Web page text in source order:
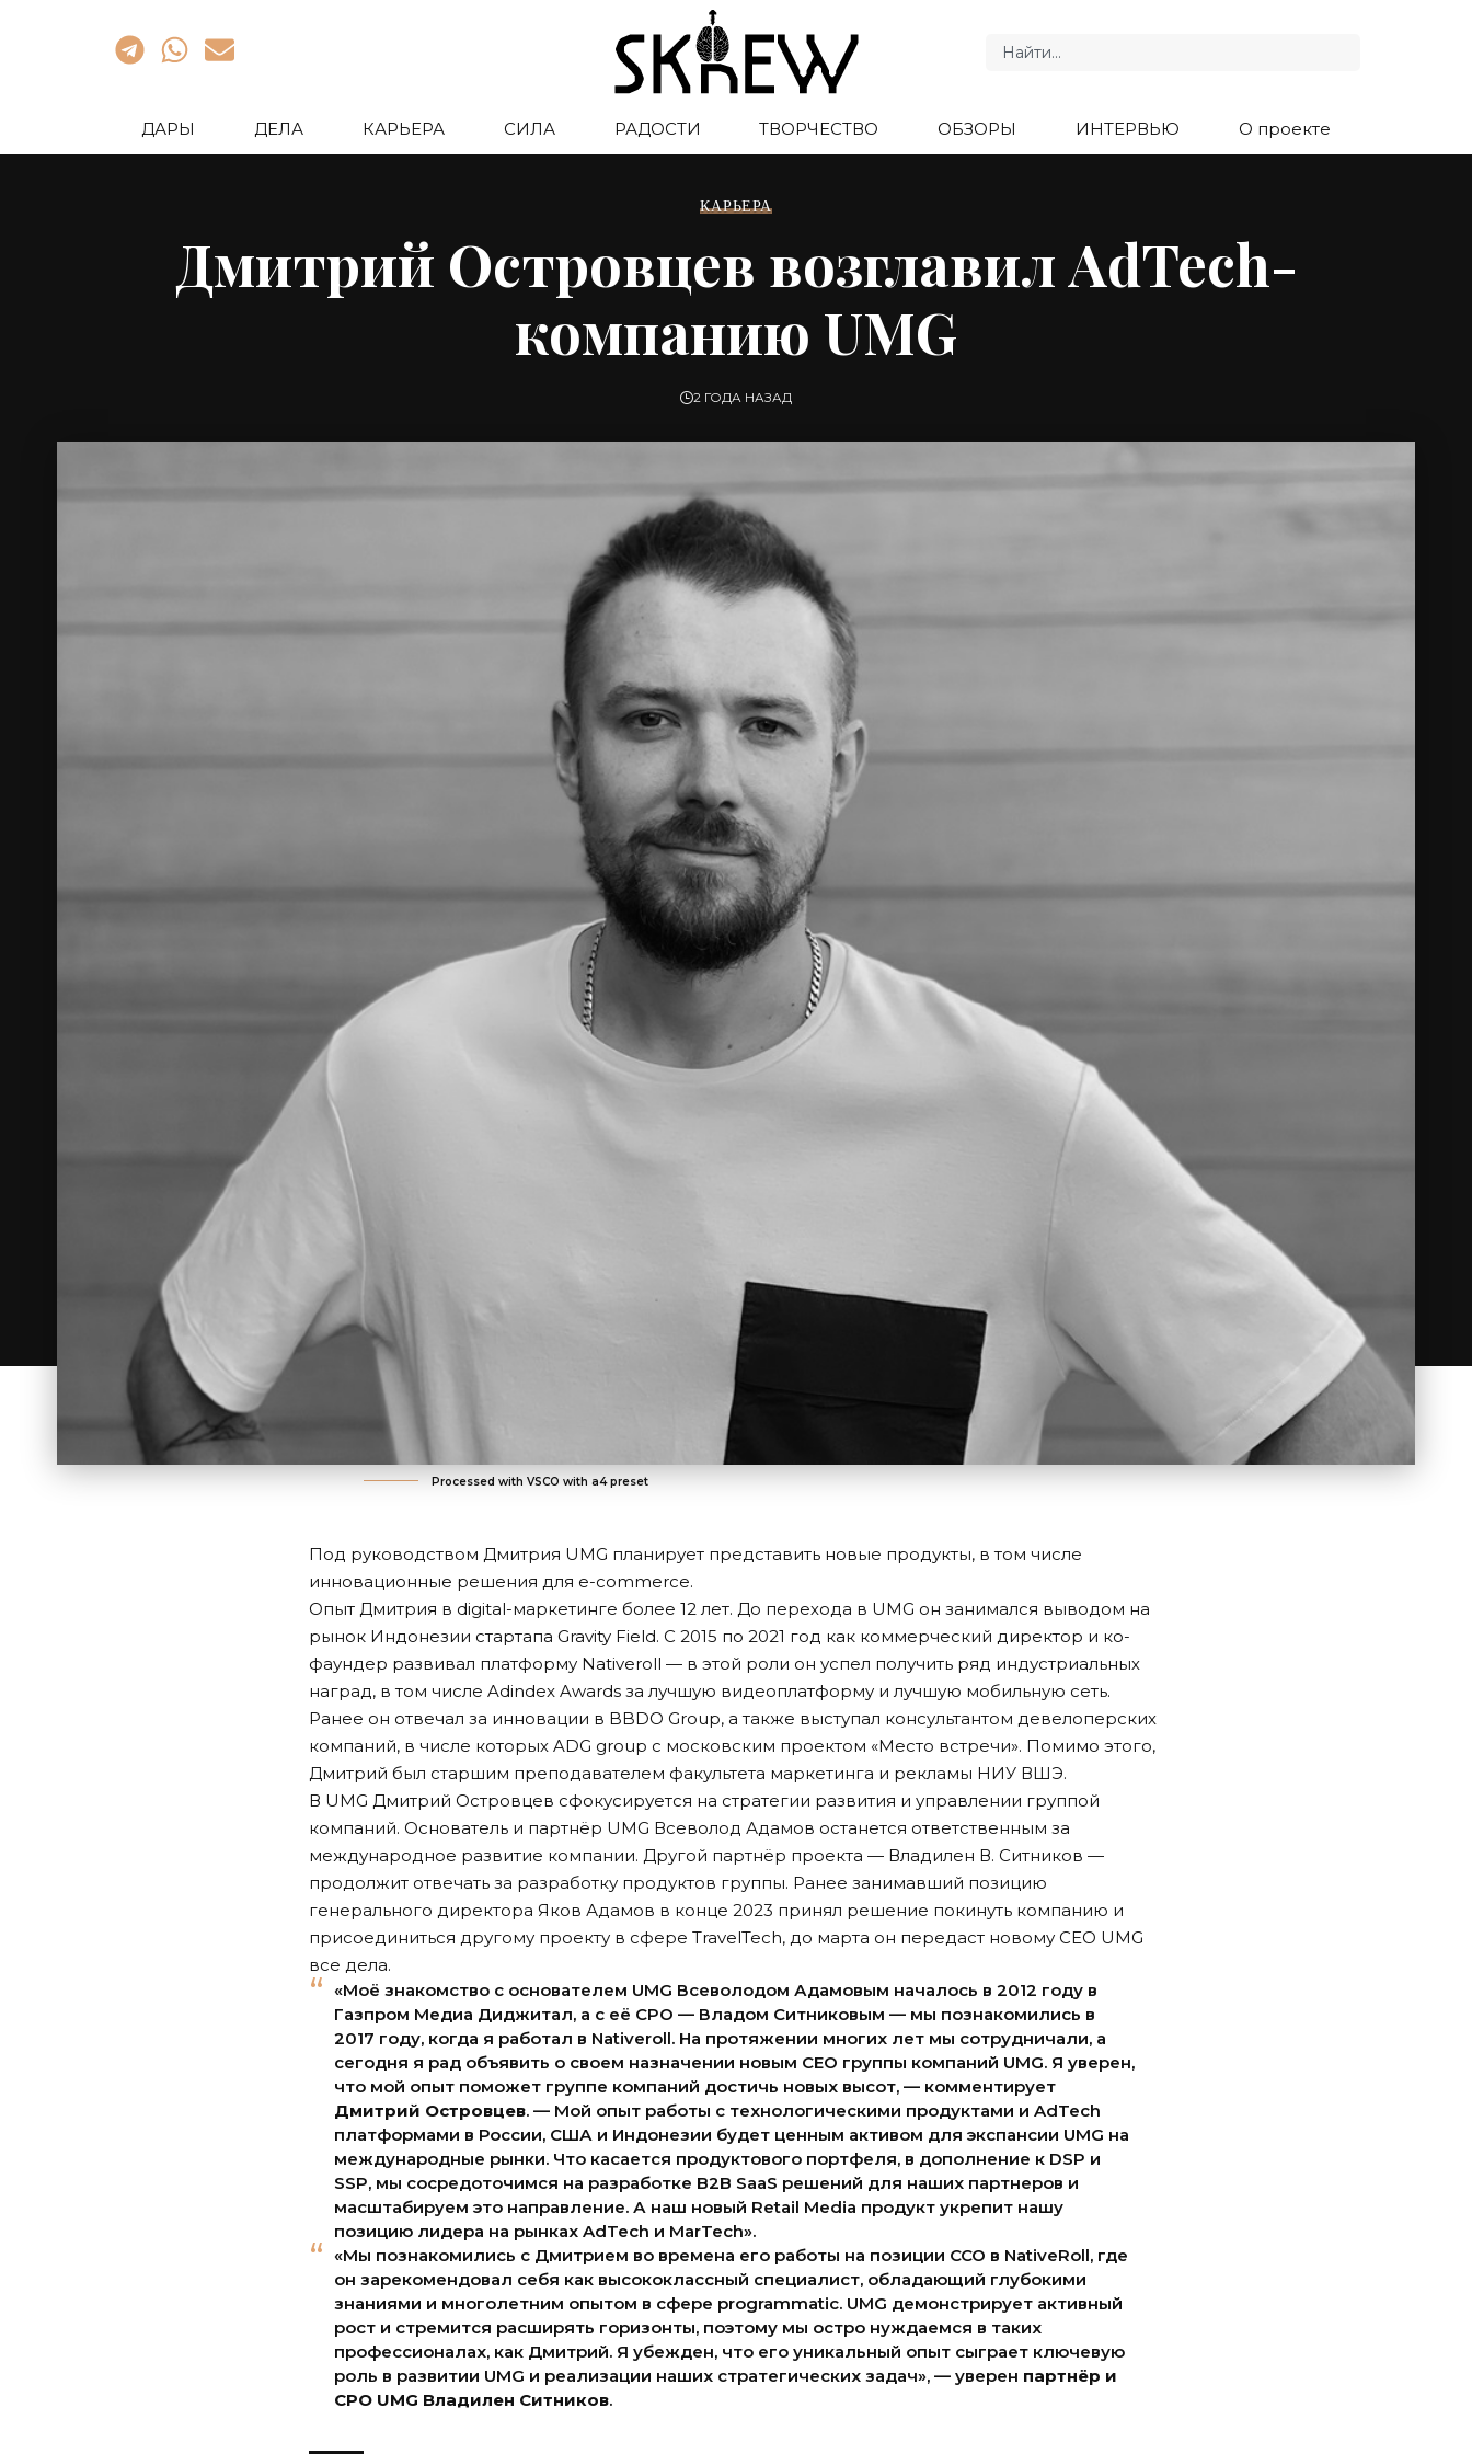
ДАРЫ ДЕЛА КАРЬЕРА СИЛА РАДОСТИ ТВОРЧЕСТВО ОБЗОРЫ ИНТЕРВЬЮ О проекте
КАРЬЕРА
Дмитрий Островцев возглавил AdTech-
компанию UMG
2 ГОДА НАЗАД
Processed with VSCO with a4 preset
Под руководством Дмитрия UMG планирует представить новые продукты, в том числе
инновационные решения для e-commerce.
Опыт Дмитрия в digital-маркетинге более 12 лет. До перехода в UMG он занимался выводом на
рынок Индонезии стартапа Gravity Field. С 2015 по 2021 год как коммерческий директор и ко-
фаундер развивал платформу Nativeroll — в этой роли он успел получить ряд индустриальных
наград, в том числе Adindex Awards за лучшую видеоплатформу и лучшую мобильную сеть.
Ранее он отвечал за инновации в BBDO Group, а также выступал консультантом девелоперских
компаний, в числе которых ADG group с московским проектом «Место встречи». Помимо этого,
Дмитрий был старшим преподавателем факультета маркетинга и рекламы НИУ ВШЭ.
В UMG Дмитрий Островцев сфокусируется на стратегии развития и управлении группой
компаний. Основатель и партнёр UMG Всеволод Адамов останется ответственным за
международное развитие компании. Другой партнёр проекта — Владилен В. Ситников —
продолжит отвечать за разработку продуктов группы. Ранее занимавший позицию
генерального директора Яков Адамов в конце 2023 принял решение покинуть компанию и
присоединиться другому проекту в сфере TravelTech, до марта он передаст новому CEO UMG
все дела.
«Моё знакомство с основателем UMG Всеволодом Адамовым началось в 2012 году в
Газпром Медиа Диджитал, а с её CPO — Владом Ситниковым — мы познакомились в
2017 году, когда я работал в Nativeroll. На протяжении многих лет мы сотрудничали, а
сегодня я рад объявить о своем назначении новым CEO группы компаний UMG. Я уверен,
что мой опыт поможет группе компаний достичь новых высот, — комментирует
Дмитрий Островцев. — Мой опыт работы с технологическими продуктами и AdTech
платформами в России, США и Индонезии будет ценным активом для экспансии UMG на
международные рынки. Что касается продуктового портфеля, в дополнение к DSP и
SSP, мы сосредоточимся на разработке B2B SaaS решений для наших партнеров и
масштабируем это направление. А наш новый Retail Media продукт укрепит нашу
позицию лидера на рынках AdTech и MarTech».
«Мы познакомились с Дмитрием во времена его работы на позиции CCO в NativeRoll, где
он зарекомендовал себя как высококлассный специалист, обладающий глубокими
знаниями и многолетним опытом в сфере programmatic. UMG демонстрирует активный
рост и стремится расширять горизонты, поэтому мы остро нуждаемся в таких
профессионалах, как Дмитрий. Я убежден, что его уникальный опыт сыграет ключевую
роль в развитии UMG и реализации наших стратегических задач», — уверен партнёр и
CPO UMG Владилен Ситников.